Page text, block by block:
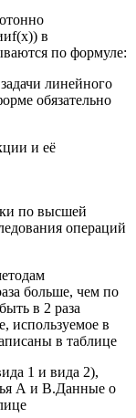
в
по формуле:
линейного
обязательно
и её
по высшей
операций
больше, чем по
в 2 раза
используемое в
в таблице
1 и вида 2),
А и В.Данные о